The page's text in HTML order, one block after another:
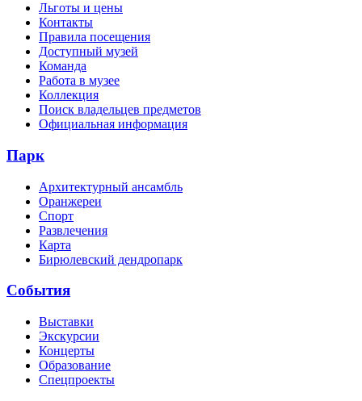
Льготы и цены
Контакты
Правила посещения
Доступный музей
Команда
Работа в музее
Коллекция
Поиск владельцев предметов
Официальная информация
Парк
Архитектурный ансамбль
Оранжереи
Спорт
Развлечения
Карта
Бирюлевский дендропарк
События
Выставки
Экскурсии
Концерты
Образование
Спецпроекты